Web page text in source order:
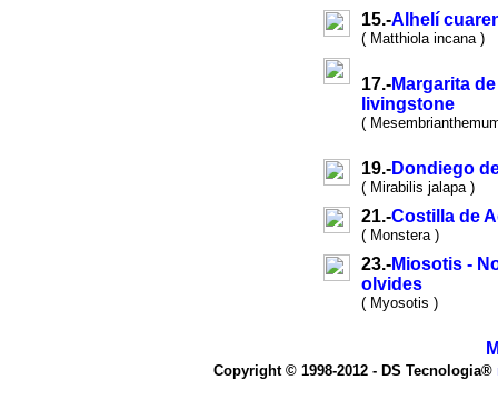
15.-Alhelí
( Matthiola incana )
17.-Margarita de
livingstone
(
19.-Dondiego
( Mirabilis jalapa )
21.-Costilla de
( Monstera )
23.-Miosotis -
olvides
( Myosotis )
Copyright © 1998-2012 - DS Tecnologia®